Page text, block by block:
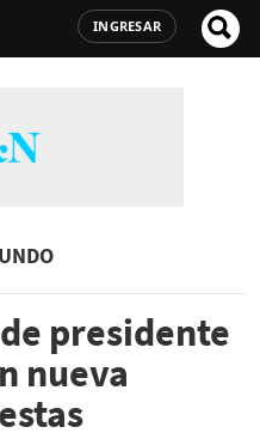
INGRESAR
presidente
nueva